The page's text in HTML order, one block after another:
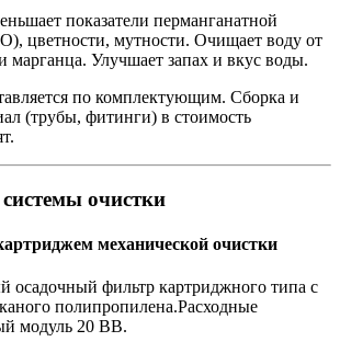
показатели перманганатной
цветности, мутности. Очищает воду от
марганца. Улучшает запах и вкус воды.
по комплектующим. Сборка и
(трубы, фитинги) в стоимость
очистки
механической очистки
осадочный фильтр картриджного типа с
полипропилена.Расходные
модуль 20 ВВ.